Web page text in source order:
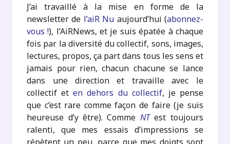
J’ai travaillé à la mise en forme de la
newsletter de l’aiR Nu aujourd’hui (abonnez-
vous !), l’AiRNews, et je suis épatée à chaque
fois par la diversité du collectif, sons, images,
lectures, propos, ça part dans tous les sens et
jamais pour rien, chacun chacune se lance
dans une direction et travaille avec le
collectif eten dehors du collectif, je pense
que c’est rare comme façon de faire (je suis
heureuse d’y être). Comme NTest toujours
ralenti, que mes essais d’impressions se